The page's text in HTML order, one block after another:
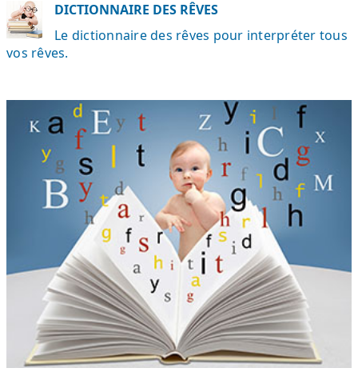
DICTIONNAIRE DES RÊVES
Le dictionnaire des rêves pour interpréter tous
vos rêves.